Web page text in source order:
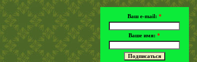
Ваш e-mail: *
Ваше имя: *